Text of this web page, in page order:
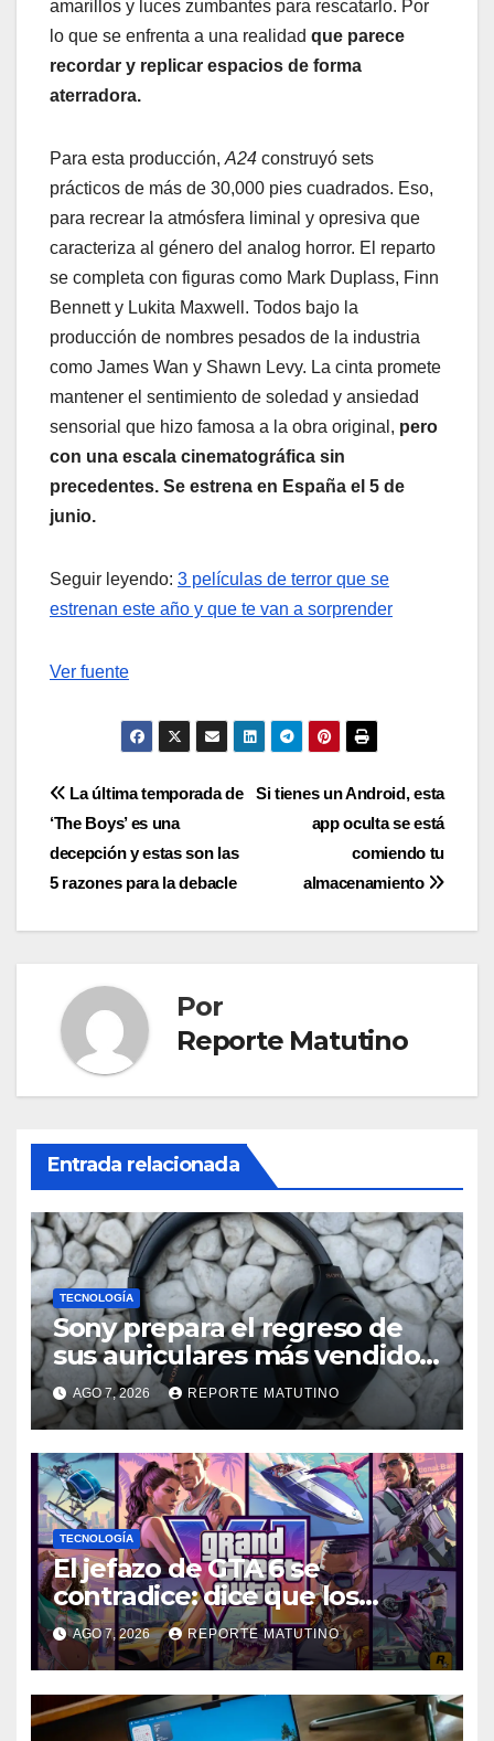
amarillos y luces zumbantes para rescatarlo. Por
lo que se enfrenta a una realidad que parece
recordar y replicar espacios de forma
aterradora.
Para esta producción,A24 construyó sets
prácticos de más de 30,000 pies cuadrados. Eso,
para recrear la atmósfera liminal y opresiva que
caracteriza al género del analog horror. El reparto
se completa con figuras como Mark Duplass, Finn
Bennett y Lukita Maxwell. Todos bajo la
producción de nombres pesados de la industria
como James Wan y Shawn Levy. La cinta promete
mantener el sentimiento de soledad y ansiedad
sensorial que hizo famosa a la obra original, pero
con una escala cinematográfica sin
precedentes. Se estrena en España el 5 de
junio.
Seguir leyendo: 3 películas de terror que se
estrenan este año y que te van a sorprender
Ver fuente
Navegación
de
entradas
Si tienes un Android, esta
app oculta se está
comiendo tu
almacenamiento
La última temporada de
‘The Boys’ es una
decepción y estas son las
5 razones para la debacle
Por
Reporte Matutino
Entrada relacionada
TECNOLOGÍA
Sony prepara el regreso de
sus auriculares más vendidos,
ahora más baratos
AGO 7, 2026 REPORTE MATUTINO
TECNOLOGÍA
El jefazo de GTA 6 se
contradice: dice que los
discos ya no tienen sentido,
pero no descarta una versión
en físico
AGO 7, 2026 REPORTE MATUTINO